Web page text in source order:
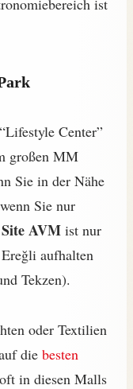
ist
Center”
großen MM
Sie in der Nähe
Sie nur
AVM ist nur
aufhalten
Tekzen).
oder Textilien
die besten
in diesen Malls